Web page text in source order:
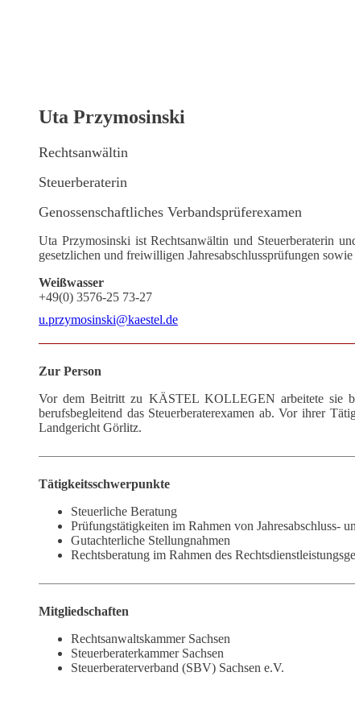
Uta Przymosinski
Rechtsanwältin
Steuerberaterin
Genossenschaftliches Verbandsprüferexamen
Uta Przymosinski ist Rechtsanwältin und Steuerberaterin
gesetzlichen und freiwilligen Jahresabschlussprüfungen
Weißwasser
+49(0) 3576-25 73-27
u.przymosinski@kaestel.de
Zur Person
Vor dem Beitritt zu KÄSTEL KOLLEGEN arbeitete sie
berufsbegleitend das Steuerberaterexamen ab. Vor ihrer
Landgericht Görlitz.
Tätigkeitsschwerpunkte
Steuerliche Beratung
Prüfungstätigkeiten im Rahmen von Jahresabschluss-
Gutachterliche Stellungnahmen
Rechtsberatung im Rahmen des
Mitgliedschaften
Rechtsanwaltskammer Sachsen
Steuerberaterkammer Sachsen
Steuerberaterverband (SBV) Sachsen e.V.